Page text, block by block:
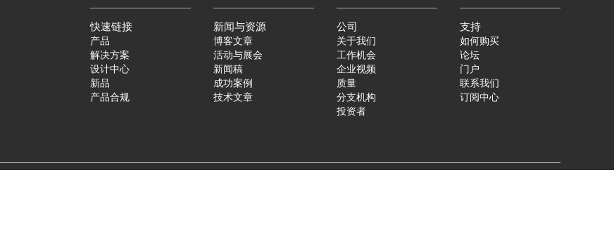
快速链接
产品
解决方案
设计中心
新品
产品合规
新闻与资源
博客文章
活动与展会
新闻稿
成功案例
技术文章
公司
关于我们
工作机会
企业视频
质量
分支机构
投资者
支持
如何购买
论坛
门户
联系我们
订阅中心